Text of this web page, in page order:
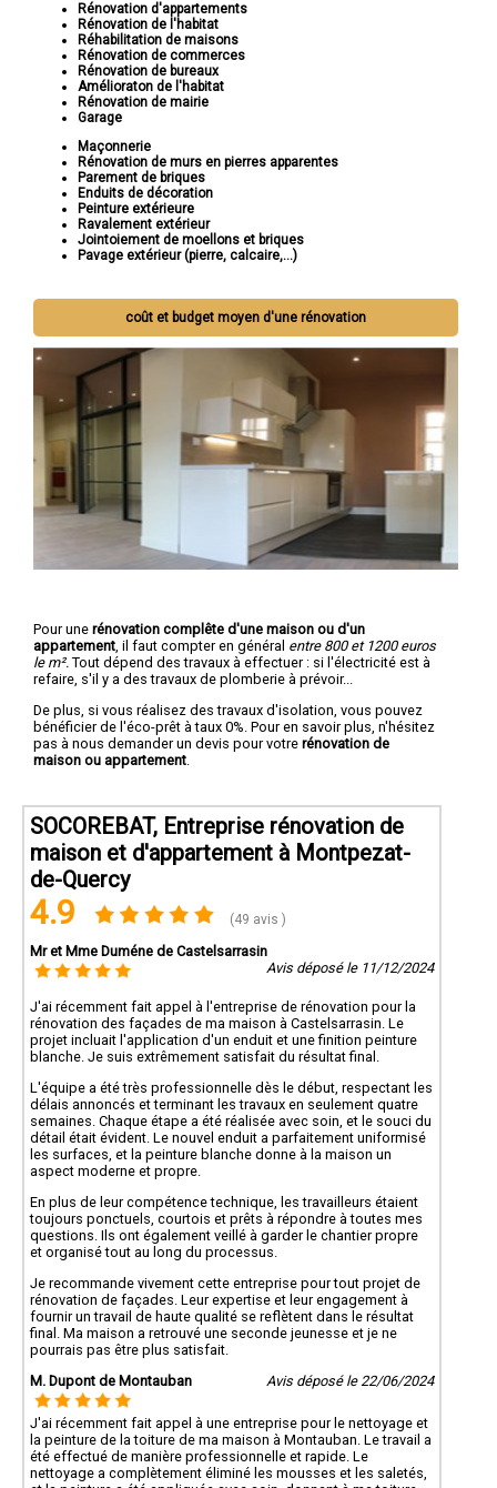
Rénovation d'appartements
Rénovation de l'habitat
Réhabilitation de maisons
Rénovation de commerces
Rénovation de bureaux
Amélioraton de l'habitat
Rénovation de mairie
Garage
Maçonnerie
Rénovation de murs en pierres apparentes
Parement de briques
Enduits de décoration
Peinture extérieure
Ravalement extérieur
Jointoiement de moellons et briques
Pavage extérieur (pierre, calcaire,...)
coût et budget moyen d'une rénovation
Pour une rénovation complête d'une maison ou d'un
appartement , il faut compter en général entre 800 et 1200 euros
le m². Tout dépend des travaux à effectuer : si l'électricité est à
refaire, s'il y a des travaux de plomberie à prévoir...
De plus, si vous réalisez des travaux d'isolation, vous pouvez
bénéficier de l'éco-prêt à taux 0%. Pour en savoir plus, n'hésitez
pas à nous demander un devis pour votre rénovation de
maison ou appartement
SOCOREBAT, Entreprise rénovation de
maison et d'appartement à Montpezat-
de-Quercy
4.9 (49 avis )
Mr et Mme Duméne de Castelsarrasin
Avis déposé le 11/12/2024
J'ai récemment fait appel à l'entreprise de rénovation pour la
rénovation des façades de ma maison à Castelsarrasin. Le
projet incluait l'application d'un enduit et une finition peinture
blanche. Je suis extrêmement satisfait du résultat final.
L'équipe a été très professionnelle dès le début, respectant les
délais annoncés et terminant les travaux en seulement quatre
semaines. Chaque étape a été réalisée avec soin, et le souci du
détail était évident. Le nouvel enduit a parfaitement uniformisé
les surfaces, et la peinture blanche donne à la maison un
aspect moderne et propre.
En plus de leur compétence technique, les travailleurs étaient
toujours ponctuels, courtois et prêts à répondre à toutes mes
questions. Ils ont également veillé à garder le chantier propre
et organisé tout au long du processus.
Je recommande vivement cette entreprise pour tout projet de
rénovation de façades. Leur expertise et leur engagement à
fournir un travail de haute qualité se reflètent dans le résultat
final. Ma maison a retrouvé une seconde jeunesse et je ne
pourrais pas être plus satisfait.
M. Dupont de Montauban
Avis déposé le 22/06/2024
J'ai récemment fait appel à une entreprise pour le nettoyage et
la peinture de la toiture de ma maison à Montauban. Le travail a
été effectué de manière professionnelle et rapide. Le
nettoyage a complètement éliminé les mousses et les saletés,